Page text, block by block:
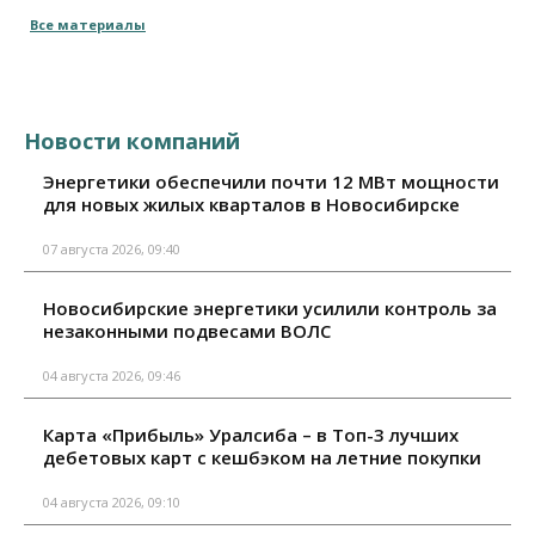
Все материалы
Новости компаний
Энергетики обеспечили почти 12 МВт мощности
для новых жилых кварталов в Новосибирске
07 августа 2026, 09:40
Новосибирские энергетики усилили контроль за
незаконными подвесами ВОЛС
04 августа 2026, 09:46
Карта «Прибыль» Уралсиба – в Топ-3 лучших
дебетовых карт с кешбэком на летние покупки
04 августа 2026, 09:10